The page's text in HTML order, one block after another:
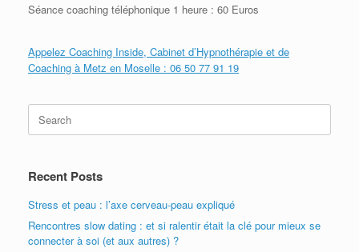
Séance coaching téléphonique 1 heure : 60 Euros
Appelez Coaching Inside, Cabinet d’Hypnothérapie et de
Coaching à Metz en Moselle : 06 50 77 91 19
Search
for:
Recent Posts
Stress et peau : l’axe cerveau-peau expliqué
Rencontres slow dating : et si ralentir était la clé pour mieux se
connecter à soi (et aux autres) ?